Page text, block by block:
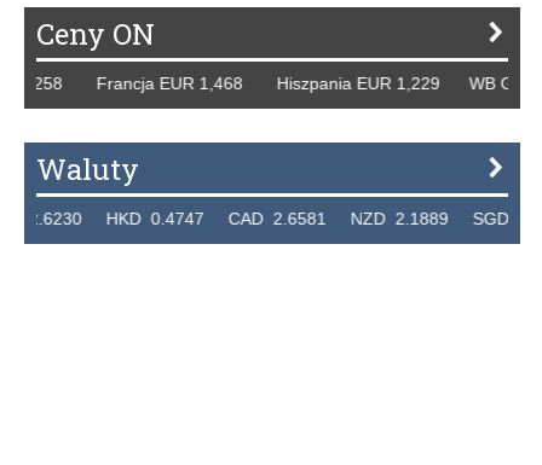
Ceny ON
EUR 1,468 Hiszpania EUR 1,229 WB GBP 1,318
Waluty
HKD 0.4747 CAD 2.6581 NZD 2.1889 SGD 2.9048